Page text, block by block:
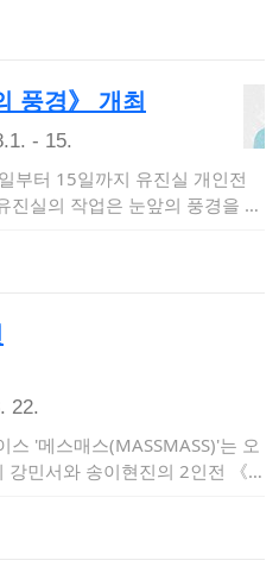
풍경》 개최
- 15.
부터 15일까지 유진실 개인전
진실의 작업은 눈앞의 풍경을 사
22.
'메스매스(MASSMASS)'는 오
민서와 송이현진의 2인전 《F